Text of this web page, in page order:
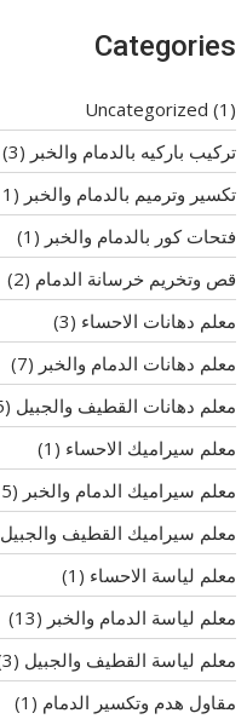
Categories
Uncategorized (1)
تركيب باركيه بالدمام والخبر (3)
تكسير وترميم بالدمام والخبر (11)
فتحات كور بالدمام والخبر (1)
قص وتخريم خرسانة الدمام (2)
معلم دهانات الاحساء (3)
معلم دهانات الدمام والخبر (7)
معلم دهانات القطيف والجبيل (5)
معلم سيراميك الاحساء (1)
معلم سيراميك الدمام والخبر (15)
معلم سيراميك القطيف والجبيل
معلم لياسة الاحساء (1)
معلم لياسة الدمام والخبر (13)
معلم لياسة القطيف والجبيل (3)
مقاول هدم وتكسير الدمام (1)